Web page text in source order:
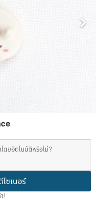
ดยอัตโนมัติหรือไม่?
ซเนอร์
!